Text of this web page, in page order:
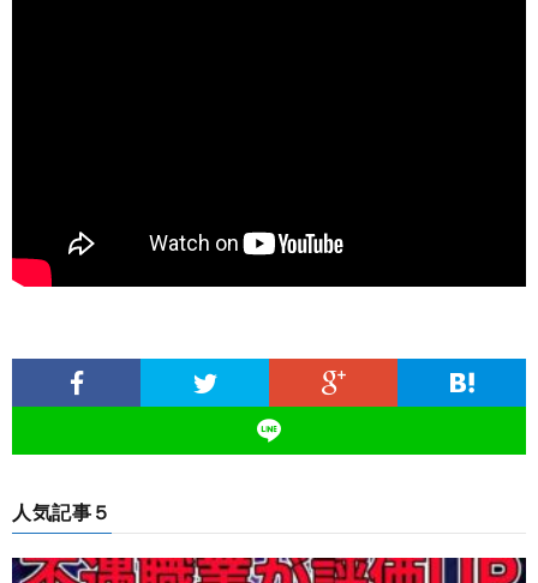
人気記事５